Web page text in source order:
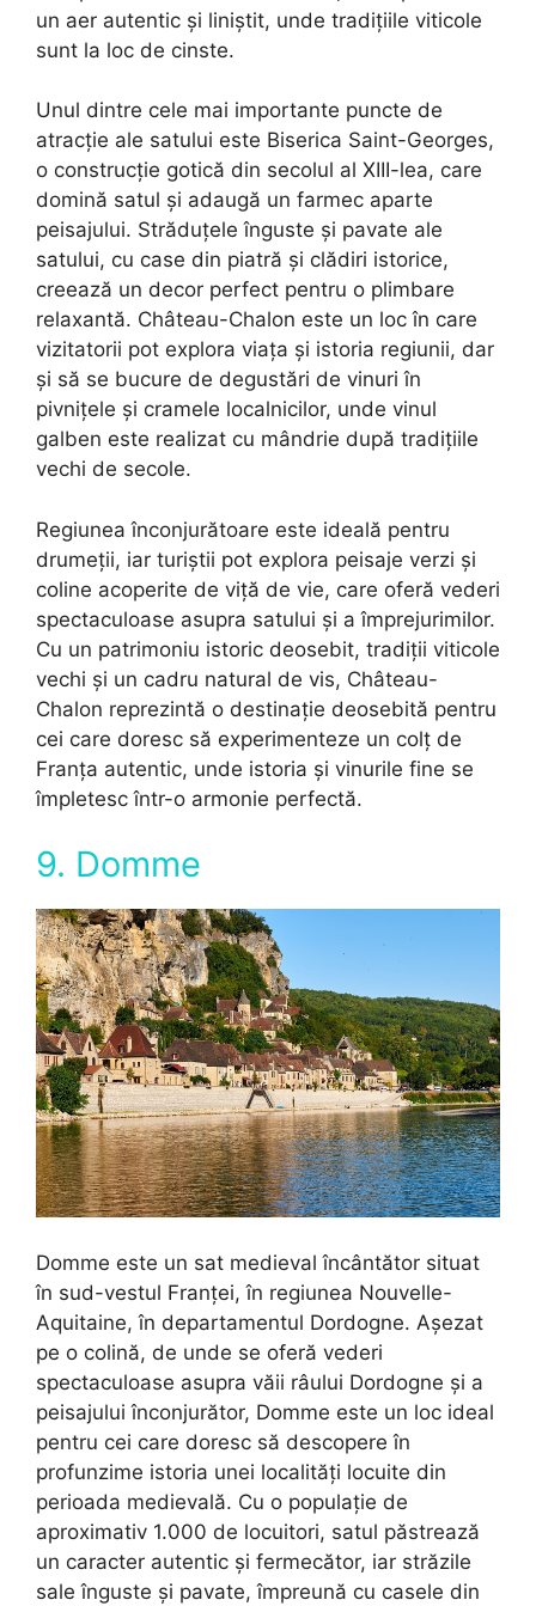
un aer autentic și liniștit, unde tradițiile viticole
sunt la loc de cinste.
Unul dintre cele mai importante puncte de
atracție ale satului este Biserica Saint-Georges,
o construcție gotică din secolul al XIII-lea, care
domină satul și adaugă un farmec aparte
peisajului. Străduțele înguste și pavate ale
satului, cu case din piatră și clădiri istorice,
creează un decor perfect pentru o plimbare
relaxantă. Château-Chalon este un loc în care
vizitatorii pot explora viața și istoria regiunii, dar
și să se bucure de degustări de vinuri în
pivnițele și cramele localnicilor, unde vinul
galben este realizat cu mândrie după tradițiile
vechi de secole.
Regiunea înconjurătoare este ideală pentru
drumeții, iar turiștii pot explora peisaje verzi și
coline acoperite de viță de vie, care oferă vederi
spectaculoase asupra satului și a împrejurimilor.
Cu un patrimoniu istoric deosebit, tradiții viticole
vechi și un cadru natural de vis, Château-
Chalon reprezintă o destinație deosebită pentru
cei care doresc să experimenteze un colț de
Franța autentic, unde istoria și vinurile fine se
împletesc într-o armonie perfectă.
9. Domme
Domme este un sat medieval încântător situat
în sud-vestul Franței, în regiunea Nouvelle-
Aquitaine, în departamentul Dordogne. Așezat
pe o colină, de unde se oferă vederi
spectaculoase asupra văii râului Dordogne și a
peisajului înconjurător, Domme este un loc ideal
pentru cei care doresc să descopere în
profunzime istoria unei localități locuite din
perioada medievală. Cu o populație de
aproximativ 1.000 de locuitori, satul păstrează
un caracter autentic și fermecător, iar străzile
sale înguste și pavate, împreună cu casele din